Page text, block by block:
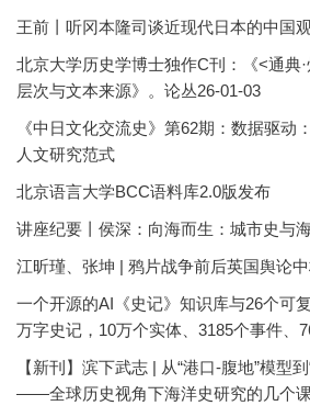
王前丨听冈本隆司谈近现代日本的中国
北京大学历史学博士独作C刊：《<通典
层次与文本来源》。论丛26-01-03
《中日文化交流史》第62期：数据驱动
人文研究范式
北京语言大学BCC语料库2.0版发布
讲座纪要丨侯深：向海而生：城市史与
江昕瑾、张坤 | 鸦片战争前后英国舆论
一个开源的AI《史记》知识库与26个可
万字史记，10万个实体、3185个事件、
【新刊】滨下武志 | 从“港口-腹地”模型
——全球历史视角下海洋史研究的几个